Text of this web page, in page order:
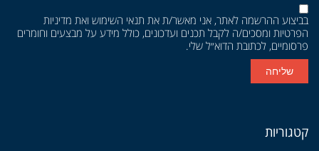
בביצוע ההרשמה לאתר, אני מאשר/ת את תנאי השימוש ואת מדיניות
הפרטיות ומסכים/ה לקבל תכנים ועדכונים, כולל מידע על מבצעים וחומרים
פרסומיים, לכתובת הדוא״ל שלי.
שליחה
קטגוריות